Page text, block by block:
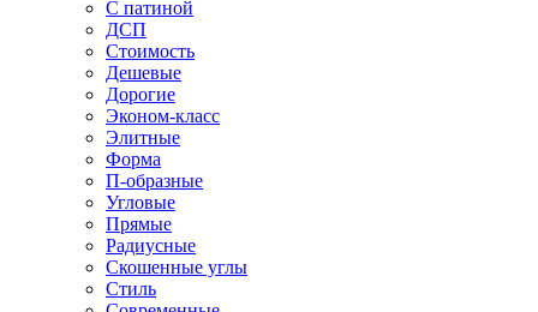
С патиной
ДСП
Стоимость
Дешевые
Дорогие
Эконом-класс
Элитные
Форма
П-образные
Угловые
Прямые
Радиусные
Скошенные углы
Стиль